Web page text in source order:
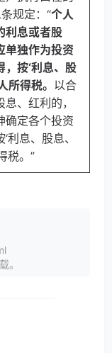
规定：“个人
利息或者股
单独作为投资
按‘利息、股
所得税。 以合
、红利的，
确定各个投资
息、股息、
税。”
。